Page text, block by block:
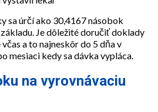
sa úrčí ako 30,4167 násobok
Je dôležité doručiť doklady
a to najneskôr do 5 dňa v
mesiaci kedy sa dávka vypláca.
na vyrovnávaciu